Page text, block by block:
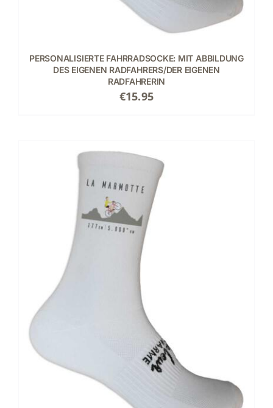
PERSONALISIERTE FAHRRADSOCKE: MIT ABBILDUNG
DES EIGENEN RADFAHRERS/DER EIGENEN
RADFAHRERIN
€15.95